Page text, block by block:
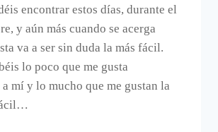
encontrar estos días, durante el
y aún más cuando se acerga
va a ser sin duda la más fácil.
lo poco que me gusta
mí y lo mucho que me gustan la